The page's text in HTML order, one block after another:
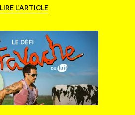
LIRE L'ARTICLE